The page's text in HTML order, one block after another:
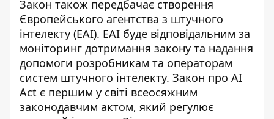
Закон також передбачає створення
Європейського агентства з штучного
інтелекту (EAI). EAI буде відповідальним за
моніторинг дотримання закону та надання
допомоги розробникам та операторам
систем штучного інтелекту. Закон про AI
Act є першим у світі всеосяжним
законодавчим актом, який регулює